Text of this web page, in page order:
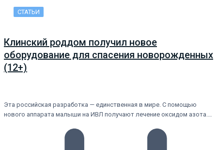
СТАТЬИ
Клинский роддом получил новое
оборудование для спасения новорожденных
(12+)
Эта российская разработка — единственная в мире. С помощью
нового аппарата малыши на ИВЛ получают лечение оксидом азота.…